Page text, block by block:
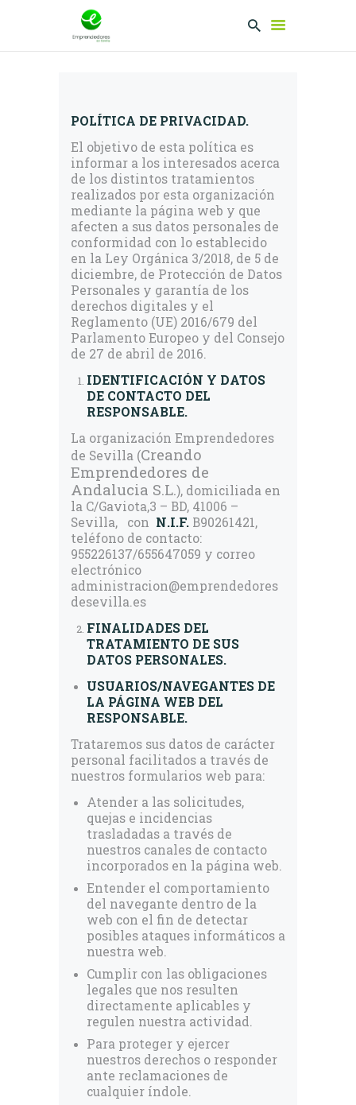
PRESENTA TU
PROYECTO
SERVICIOS
CLUB
EMPRENDEDORES
NETWORKING
POLÍTICA DE PRIVACIDAD.
El objetivo de esta política es
informar a los interesados acerca
de los distintos tratamientos
realizados por esta organización
mediante la página web y que
afecten a sus datos personales de
conformidad con lo establecido
en la Ley Orgánica 3/2018, de 5 de
diciembre, de Protección de Datos
Personales y garantía de los
derechos digitales y el
Reglamento (UE) 2016/679 del
Parlamento Europeo y del Consejo
de 27 de abril de 2016.
IDENTIFICACIÓN Y DATOS
DE CONTACTO DEL
RESPONSABLE.
La organización Emprendedores
de Sevilla (Creando
Emprendedores de
Andalucia S.L.), domiciliada en
la C/Gaviota,3 – BD, 41006 –
Sevilla, con N.I.F. B90261421,
teléfono de contacto:
955226137/655647059 y correo
electrónico
administracion@emprendedores
desevilla.es
FINALIDADES DEL
TRATAMIENTO DE SUS
DATOS PERSONALES.
USUARIOS/NAVEGANTES DE
LA PÁGINA WEB DEL
RESPONSABLE.
Trataremos sus datos de carácter
personal facilitados a través de
nuestros formularios web para:
Atender a las solicitudes,
quejas e incidencias
trasladadas a través de
nuestros canales de contacto
incorporados en la página web.
Entender el comportamiento
del navegante dentro de la
web con el fin de detectar
posibles ataques informáticos a
nuestra web.
Cumplir con las obligaciones
legales que nos resulten
directamente aplicables y
regulen nuestra actividad.
Para proteger y ejercer
nuestros derechos o responder
ante reclamaciones de
cualquier índole.